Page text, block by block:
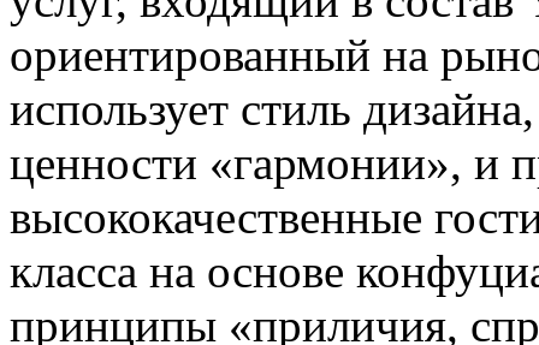
ориентированный на
использует стиль
ценности «гармонии», и
высококачественные
класса на основе
принципы «приличия,